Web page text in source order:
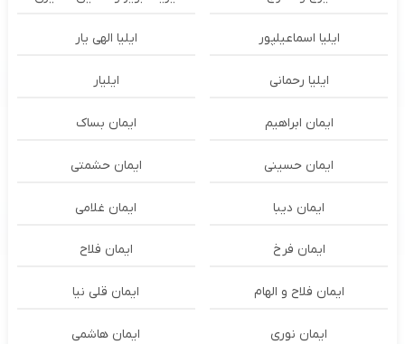
ایلیا اسماعیلپور ایلیا الهی یار
ایلیا رحمانی ایلیار
ایمان ابراهیم ایمان بساک
ایمان حسینی ایمان حشمتی
ایمان دیبا ایمان غلامی
ایمان فرخ ایمان فلاح
ایمان فلاح و الهام ایمان قلی نیا
ایمان نوری ایمان هاشمی